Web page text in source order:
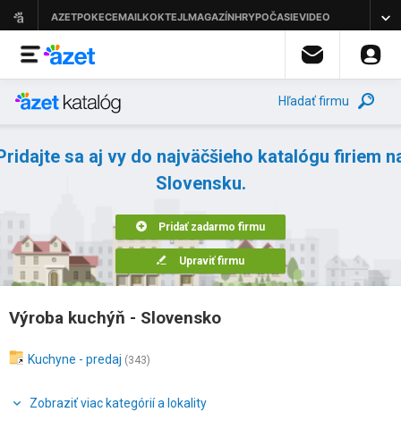
Hľadať firmu
sa aj vy do najväčšieho katalógu firiem
Slovensku.
Pridať zadarmo firmu
Upraviť firmu
Výroba kuchýň - Slovensko
Kuchyne - predaj (343)
Zobraziť viac kategórií a lokality